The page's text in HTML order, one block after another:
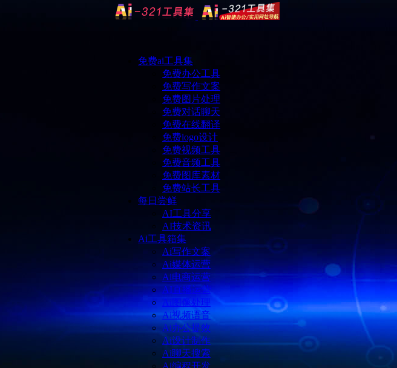
免费ai工具集
免费办公工具
免费写作文案
免费图片处理
免费对话聊天
免费在线翻译
免费logo设计
免费视频工具
免费音频工具
免费图库素材
免费站长工具
每日尝鲜
AI工具分享
AI技术资讯
Ai工具箱集
Ai写作文案
Ai媒体运营
Ai电商运营
AI直播运营
Ai图像处理
Ai视频语音
Ai办公提效
Ai设计制作
Ai聊天搜索
Ai编程开发